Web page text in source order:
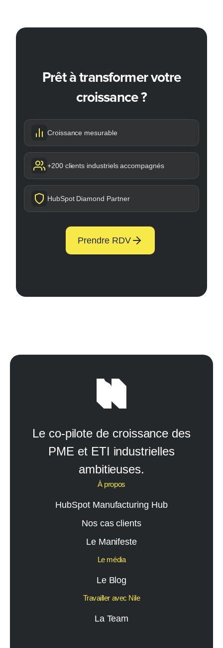
Prêt à transformer votre
croissance ?
Croissance mesurable
+200 clients industriels accompagnés
HubSpot Diamond Partner
Prendre RDV
Le co-pilote de croissance des
PME et ETI industrielles
ambitieuses.
À propos
HubSpot Manufacturing Hub
Nos cas clients
Le Manifeste
Le média
Le Blog
Travailler avec Nile
La Team